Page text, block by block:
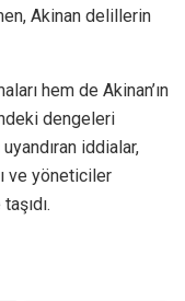
Akinan delillerin
hem de Akinan’ın
dengeleri
iddialar,
ve yöneticiler